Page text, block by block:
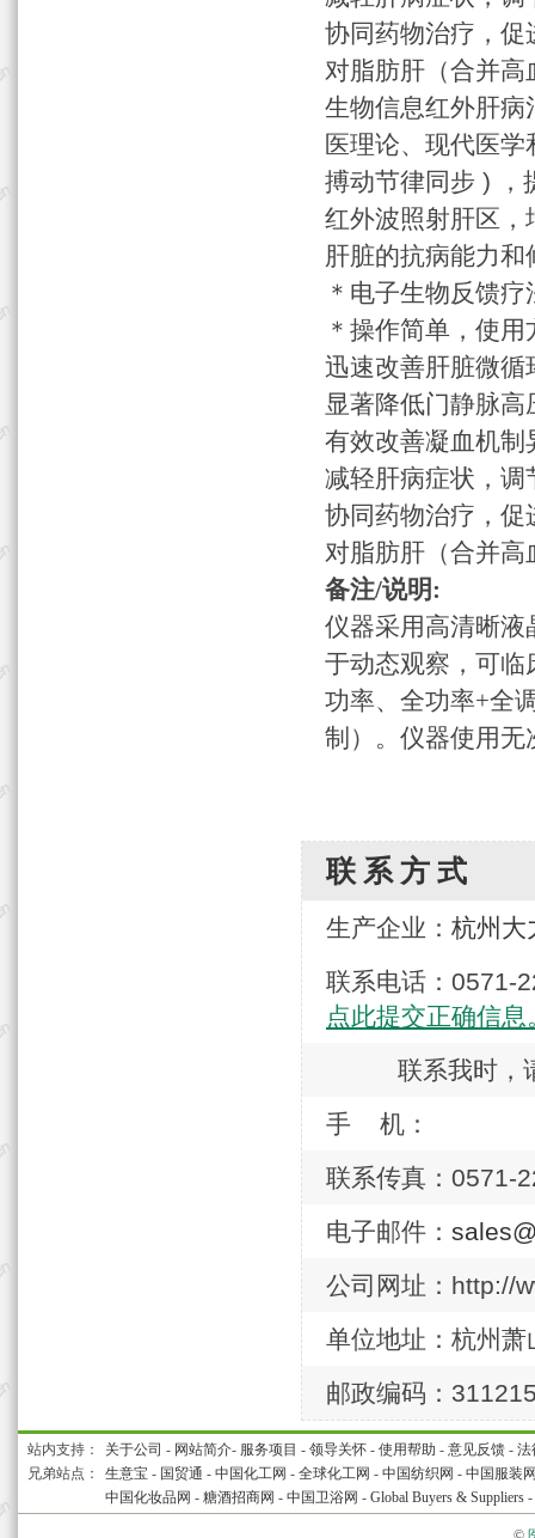
协同药物治疗，促
对脂肪肝（合并高
生物信息红外肝病
医理论、现代医
搏动节律同步 ) ，
红外波照射肝区，
肝脏的抗病能力
＊电子生物反馈
＊操作简单，使
迅速改善肝脏微循
显著降低门静脉
有效改善凝血机制
减轻肝病症状，调
协同药物治疗，促
对脂肪肝（合并高
备注/说明:
仪器采用高清晰液
于动态观察，可临
功率、全功率+全
制）。仪器使用无
联系方式
生产企业： 杭州大
联系电话：
点此提交正确信息
联系我时，
手 机：
联系传真：0571-
电子邮件：
公司网址：http://
单位地址：杭州
邮政编码：
站内支持： 关于公司 - 网站简介- 服务项目 - 领导关怀 - 使用帮助 - 意见反馈 - 法
兄弟站点：
生意宝 - 国贸通 - 中国化工网 - 全球化工网 - 中国纺织网 - 中国服装
中国化妆品网 - 糖酒招商网 - 中国卫浴网 - Global Buyers & Suppliers -